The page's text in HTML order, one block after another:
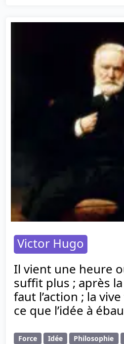
Victor Hugo
Il vient une heure
suffit plus ; après
faut l’action ; la
ce que l’idée à
Force Idée Philosophie